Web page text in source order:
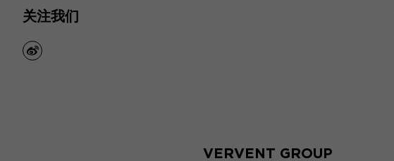
关注我们
weibo
VERVENT GROUP